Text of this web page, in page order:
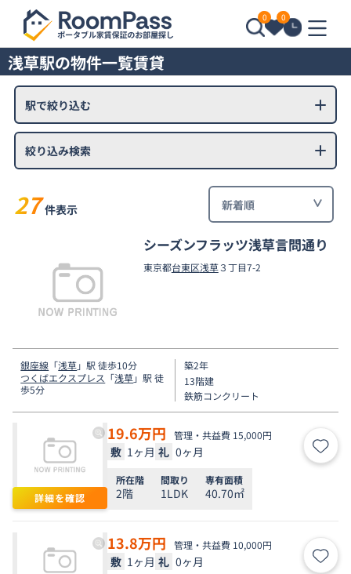
0 0
浅草駅の物件一覧賃貸
駅で絞り込む
絞り込み検索
27 件表示
シーズンフラッツ浅草言問通り
東京都台東区浅草３丁目7-2
銀座線 「浅草」駅 徒歩10分
つくばエクスプレス 「浅草」駅 徒
歩5分
築2年
13階建
鉄筋コンクリート
詳細を確認
19.6万円 管理・共益費 15,000円
敷 1ヶ月 礼 0ヶ月 お気
所在階
2階
間取り
1LDK
専有面積
40.70㎡
13.8万円 管理・共益費 10,000円
敷 1ヶ月 礼 0ヶ月 お気